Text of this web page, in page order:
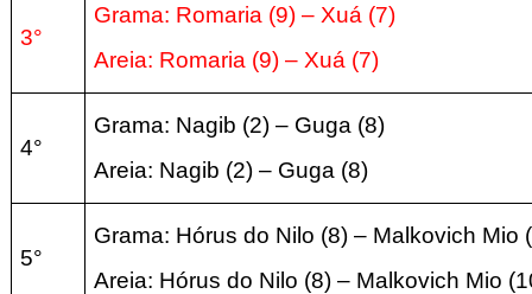
3°
Grama: Romaria (9)– Xuá (7)
Areia: Romaria (9)– Xuá (7)
4°
Grama: Nagib (2) – Guga (8)
Areia: Nagib (2) – Guga (8)
5°
Grama: Hórus do Nilo (8) – Malkovich Mio
Areia: Hórus do Nilo (8) – Malkovich Mio